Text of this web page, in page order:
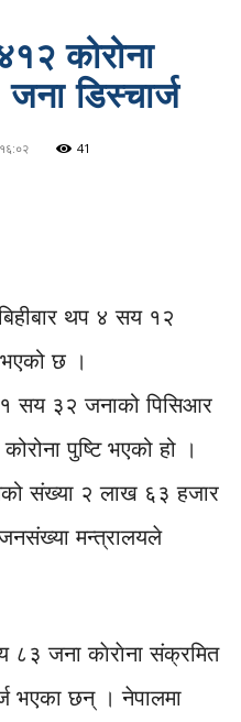
कोरोना
डिस्चार्ज
१६:०२ 41
थप ४ सय १२
भएको छ ।
१ सय ३२ जनाको पिसिआर
पुष्टि भएको हो ।
संख्या २ लाख ६३ हजार
मन्त्रालयले
८३ जना काेराेना संक्रमित
भएका छन् । नेपालमा